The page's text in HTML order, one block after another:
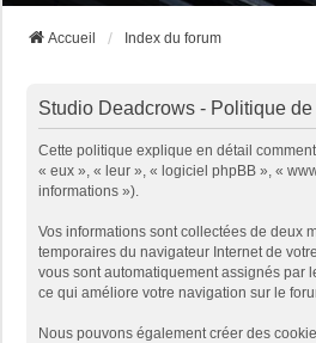
Accueil Index du forum
Studio Deadcrows - Politique
Cette politique explique en détail
« eux », « leur », « logiciel phpBB », «
informations »).
Vos informations sont collectées de deux
temporaires du navigateur Internet de
vous sont automatiquement assignés par
ce qui améliore votre navigation sur le
Nous pouvons également créer des